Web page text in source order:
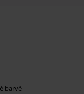
barvě